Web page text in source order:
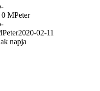
0 MPeter
2020-02-11
napja